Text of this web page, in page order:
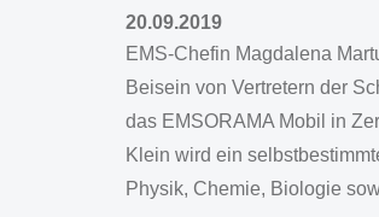
20.09.2019
EMS-Chefin Magdalena
Beisein von Vertretern der
das EMSORAMA Mobil in
Klein wird ein
Physik, Chemie, Biologie